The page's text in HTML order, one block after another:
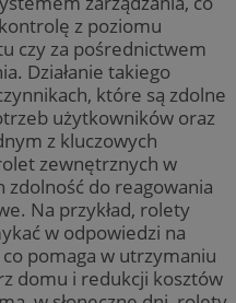
z poziomu
czy za pośrednictwem
Działanie takiego
które są zdolne
użytkowników oraz
z kluczowych
zewnętrznych w
do reagowania
Na przykład, rolety
w odpowiedzi na
pomaga w utrzymaniu
domu i redukcji kosztów